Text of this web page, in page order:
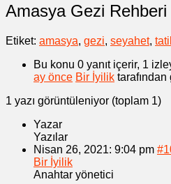
Amasya Gezi Rehberi
Etiket: amasya, gezi, seyahet, tatil
Bu konu 0 yanıt içerir, 1
ay önce Bir İyilik
1 yazı görüntüleniyor (toplam 1)
Yazar
Yazılar
Nisan 26, 2021: 9:04 pm
Bir İyilik
Anahtar yönetici